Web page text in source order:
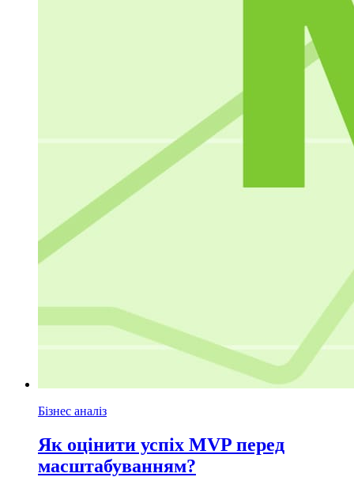
Бізнес аналіз
Як оцінити успіх MVP перед
масштабуванням?